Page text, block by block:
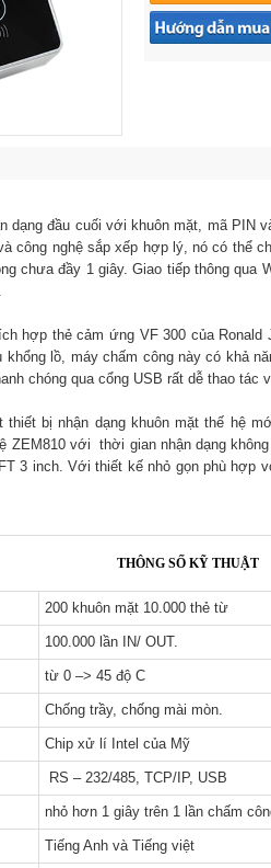
dạng đầu cuối với khuôn mặt, mã PIN
công nghệ sắp xếp hợp lý, nó có thể
chưa đầy 1 giây. Giao tiếp thông qua
hợp thẻ cảm ứng VF 300 của
lồ, máy chấm công này có khả
chóng qua cổng USB rất dễ thao tác
thiết bị nhận dạng khuôn mặt thế hệ
ZEM810 với thời gian nhận dạng
3 inch. Với thiết kế nhỏ gọn phù hợp
THÔNG SỐ KỸ THUẬT
200 khuôn mặt 10.000 thẻ từ
100.000 lần IN/ OUT.
từ 0 –> 45 độ C
Chống trầy, chống mài mòn.
Chip xử lí Intel của Mỹ
RS – 232/485, TCP/IP, USB
nhỏ hơn 1 giây trên 1 lần chấm
Tiếng Anh và Tiếng việt